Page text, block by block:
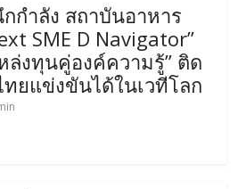
กำลัง สถาบันอาหาร
SME D Navigator”
ล่งทุนคู่องค์ความรู้” ติด
ทยแข่งขันได้ในเวทีโลก